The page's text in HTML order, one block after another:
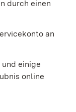
durch einen
an
einige
online